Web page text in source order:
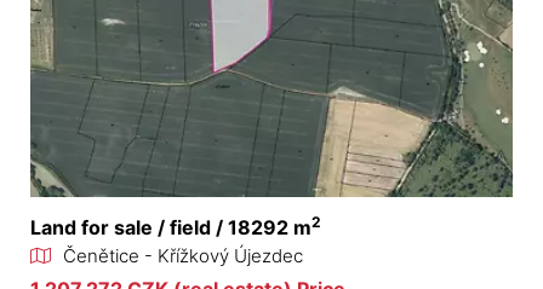
Land for sale / field / 18292 m2
Čenětice - Křížkový Újezdec